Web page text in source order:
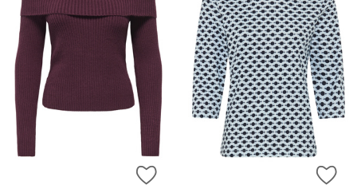
ZUR WUNSCHLISTE HINZUFÜGEN